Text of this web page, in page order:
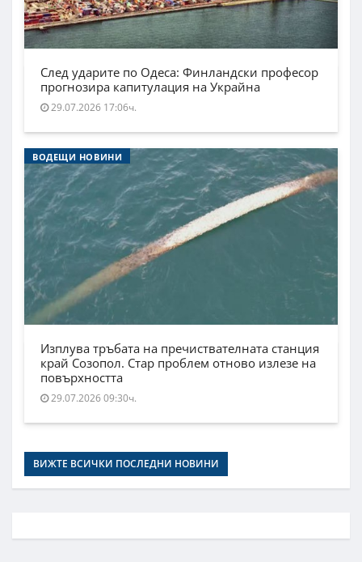
След ударите по Одеса: Финландски професор
прогнозира капитулация на Украйна
29.07.2026 17:06ч.
ВОДЕЩИ НОВИНИ
Изплува тръбата на пречиствателната станция
край Созопол. Стар проблем отново излезе на
повърхността
29.07.2026 09:30ч.
ВИЖТЕ ВСИЧКИ ПОСЛЕДНИ НОВИНИ